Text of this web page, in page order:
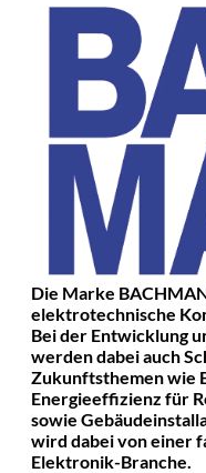
Die Marke
elektrotechnische
Bei der Entwicklung
werden dabei auch
Zukunftsthemen wie
Energieeffizienz für
sowie
wird dabei von einer
Elektronik-Branche.